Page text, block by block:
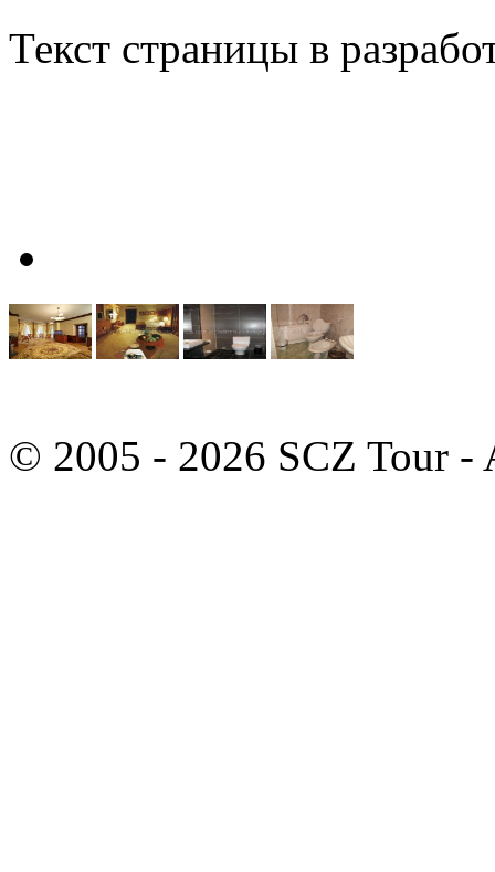
Текст страницы в
© 2005 - 2026 SCZ Tour -